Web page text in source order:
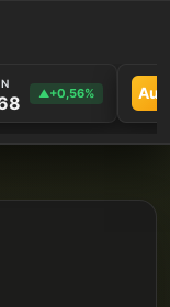
▲+0,56% Au